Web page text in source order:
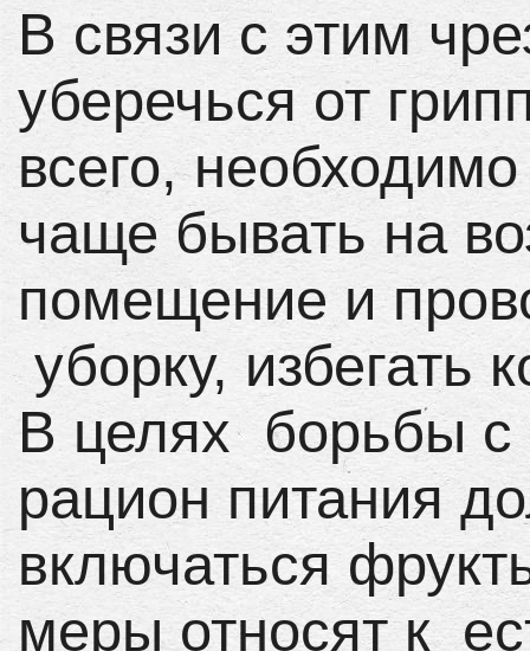
В связи с этим
уберечься от
всего,
чаще бывать на
помещение и
уборку, избегать
В целях борьбы с
рацион питания
включаться
меры относят к